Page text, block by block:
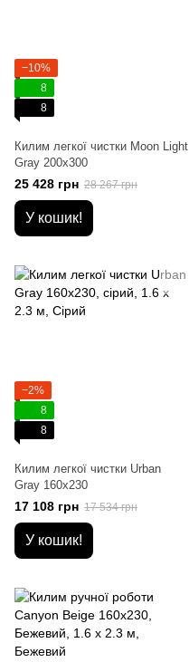
−10%
8
8
Килим легкої чистки Moon Light
Gray 200x300
25 428 грн 28 267 грн
У кошик!
−2%
8
8
Килим легкої чистки Urban
Gray 160x230
17 108 грн 17 534 грн
У кошик!